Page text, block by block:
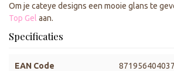
Om je cateye designs een mooie glans te
Top Gel aan.
Specificaties
EAN Code